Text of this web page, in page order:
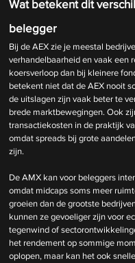
Wat betekent dit
belegger
Bij de AEX zie je meestal
verhandelbaarheid en vaak een
koersverloop dan bij kleinere
betekent niet dat de AEX nooit
de uitslagen zijn vaak beter te
brede marktbewegingen. Ook
transactiekosten in de praktijk
omdat spreads bij grote
zijn.
De AMX kan voor beleggers
omdat midcaps soms meer
groeien dan de grootste
kunnen ze gevoeliger zijn voor
tegenwind of
het rendement op sommige
oplopen, maar kan het ook